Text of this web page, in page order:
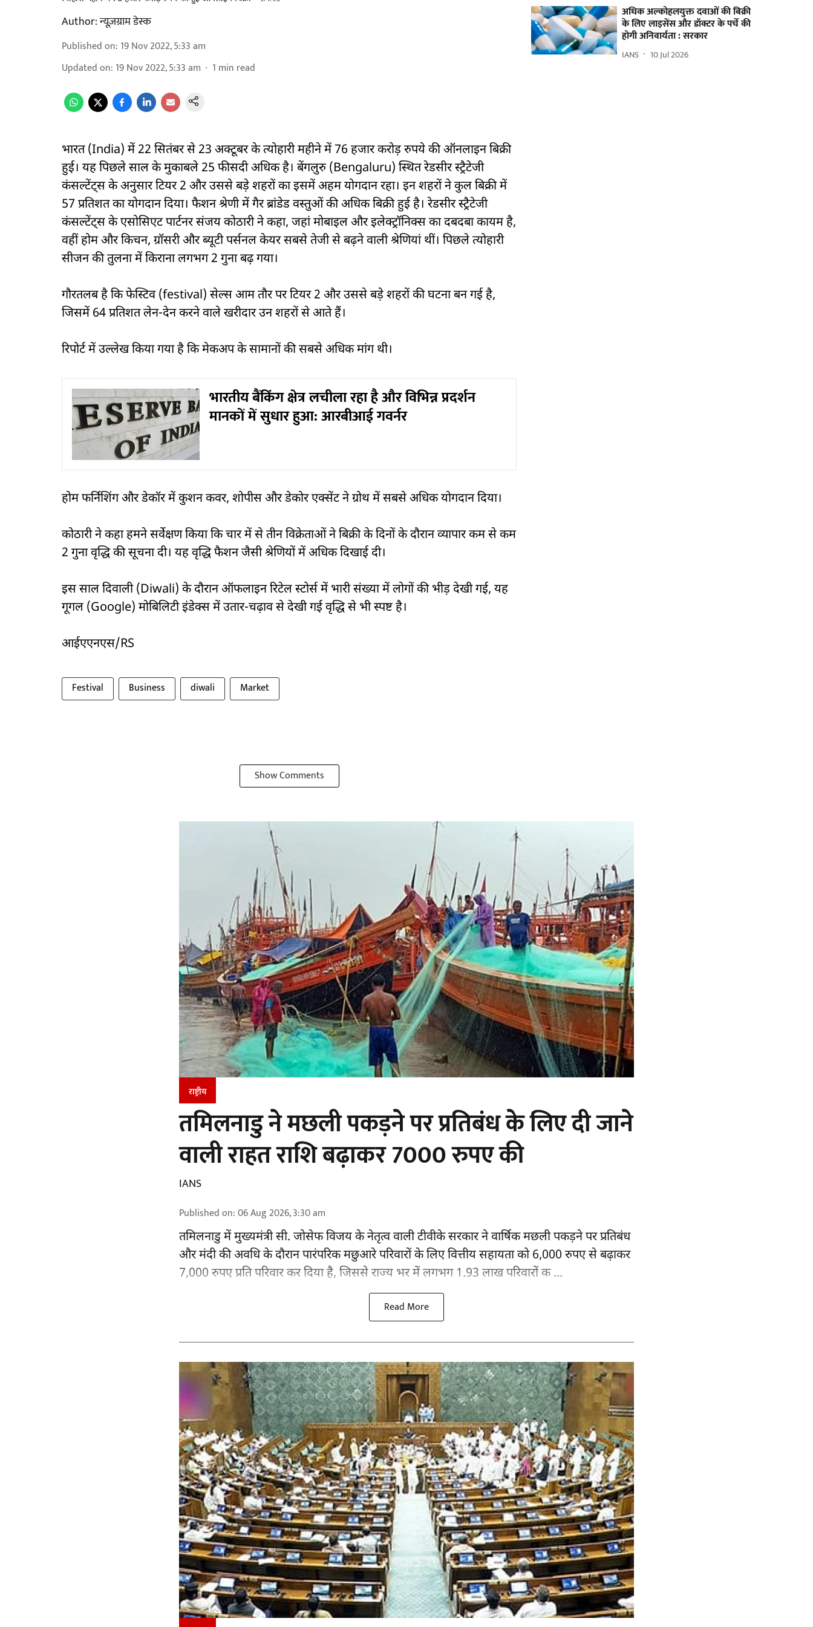
Author:न्यूज़ग्राम डेस्क
Published on: 19 Nov 2022, 5:33 am
Updated on: 19 Nov 2022, 5:33 am 1 min read
भारत (India) में 22 सितंबर से 23 अक्टूबर के त्योहारी महीने में 76 हजार करोड़ रुपये की ऑनलाइन बिक्री
हुई। यह पिछले साल के मुकाबले 25 फीसदी अधिक है। बेंगलुरु (Bengaluru) स्थित रेडसीर स्ट्रैटेजी
कंसल्टेंट्स के अनुसार टियर 2 और उससे बड़े शहरों का इसमें अहम योगदान रहा। इन शहरों ने कुल बिक्री में
57 प्रतिशत का योगदान दिया। फैशन श्रेणी में गैर ब्रांडेड वस्तुओं की अधिक बिक्री हुई है। रेडसीर स्ट्रैटेजी
कंसल्टेंट्स के एसोसिएट पार्टनर संजय कोठारी ने कहा, जहां मोबाइल और इलेक्ट्रॉनिक्स का दबदबा कायम है,
वहीं होम और किचन, ग्रॉसरी और ब्यूटी पर्सनल केयर सबसे तेजी से बढ़ने वाली श्रेणियां थीं। पिछले त्योहारी
सीजन की तुलना में किराना लगभग 2 गुना बढ़ गया।
गौरतलब है कि फेस्टिव (festival) सेल्स आम तौर पर टियर 2 और उससे बड़े शहरों की घटना बन गई है,
जिसमें 64 प्रतिशत लेन-देन करने वाले खरीदार उन शहरों से आते हैं।
रिपोर्ट में उल्लेख किया गया है कि मेकअप के सामानों की सबसे अधिक मांग थी।
भारतीय बैंकिंग क्षेत्र लचीला रहा है और विभिन्न प्रदर्शन
मानकों में सुधार हुआ: आरबीआई गवर्नर
होम फर्निशिंग और डेकॉर में कुशन कवर, शोपीस और डेकोर एक्सेंट ने ग्रोथ में सबसे अधिक योगदान दिया।
कोठारी ने कहा हमने सर्वेक्षण किया कि चार में से तीन विक्रेताओं ने बिक्री के दिनों के दौरान व्यापार कम से कम
2 गुना वृद्धि की सूचना दी। यह वृद्धि फैशन जैसी श्रेणियों में अधिक दिखाई दी।
इस साल दिवाली (Diwali) के दौरान ऑफलाइन रिटेल स्टोर्स में भारी संख्या में लोगों की भीड़ देखी गई, यह
गूगल (Google) मोबिलिटी इंडेक्स में उतार-चढ़ाव से देखी गई वृद्धि से भी स्पष्ट है।
आईएएनएस/RS
Festival Business diwali Market
Show Comments
अधिक अल्कोहलयुक्त दवाओं की बिक्री
के लिए लाइसेंस और डॉक्टर के पर्चे की
होगी अनिवार्यता : सरकार
IANS 10 Jul 2026
राष्ट्रीय
तमिलनाडु ने मछली पकड़ने पर प्रतिबंध के लिए दी जाने
वाली राहत राशि बढ़ाकर 7000 रुपए की
IANS
Published on:06 Aug 2026, 3:30 am
तमिलनाडुमें मुख्यमंत्री सी. जोसेफ विजय के नेतृत्व वाली टीवीके सरकार ने वार्षिक मछली पकड़ने पर प्रतिबंध
और मंदी की अवधि के दौरान पारंपरिक मछुआरे परिवारों के लिए वित्तीय सहायता को 6,000 रुपए से बढ़ाकर
7,000 रुपए प्रति परिवार कर दिया है, जिससे राज्य भर में लगभग 1.93 लाख परिवारों क ...
Read More